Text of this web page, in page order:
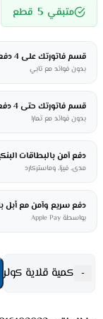
متبقي 5 قطع
قسم فاتورتك على 4 دفعات
بدون فوائد مع تابي
قسم فاتورتك حتى 4 دفعات
بدون فوائد مع تمارا
دفع آمن بالبطاقات
مدى، فيزا، وماستركارد
دفع سريع وآمن مع أبل
بواسطة Apple Pay
- كمية قلاية كولن هوائية 8 لتر 1800 وات -